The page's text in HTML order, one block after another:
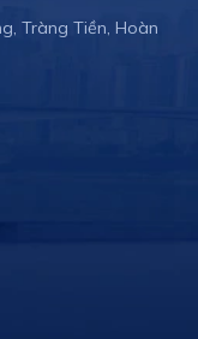
Tràng Tiền, Hoàn